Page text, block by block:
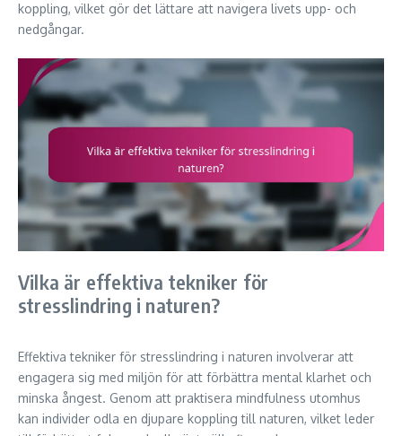
koppling, vilket gör det lättare att navigera livets upp- och
nedgångar.
Vilka är effektiva tekniker för
stresslindring i naturen?
Effektiva tekniker för stresslindring i naturen involverar att
engagera sig med miljön för att förbättra mental klarhet och
minska ångest. Genom att praktisera mindfulness utomhus
kan individer odla en djupare koppling till naturen, vilket leder